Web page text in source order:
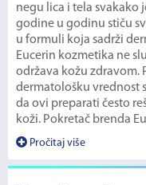
negu lica i tela svakako
godine u godinu stiču
u formuli koja sadrži
Eucerin kozmetika ne
održava kožu zdravom.
dermatološku vrednost
da ovi preparati često
koži. Pokretač brenda
Pročitaj više